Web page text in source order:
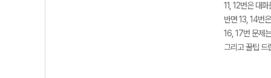
11, 12번은 대
반면 13, 14번
16, 17번 문제
그리고 꿀팁 드